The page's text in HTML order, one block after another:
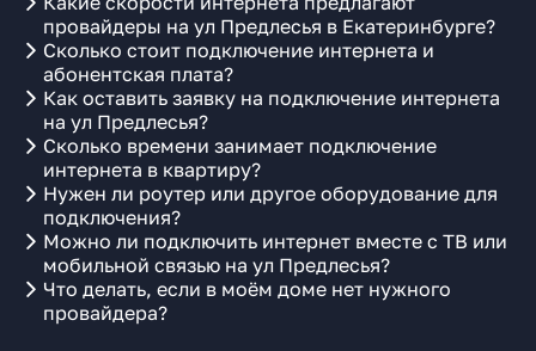
провайдеры на ул Предлесья в Екатеринбурге?
Сколько стоит подключение интернета и
абонентская плата?
Как оставить заявку на подключение интернета
на ул Предлесья?
Сколько времени занимает подключение
интернета в квартиру?
Нужен ли роутер или другое оборудование для
подключения?
Можно ли подключить интернет вместе с ТВ или
мобильной связью на ул Предлесья?
Что делать, если в моём доме нет нужного
провайдера?